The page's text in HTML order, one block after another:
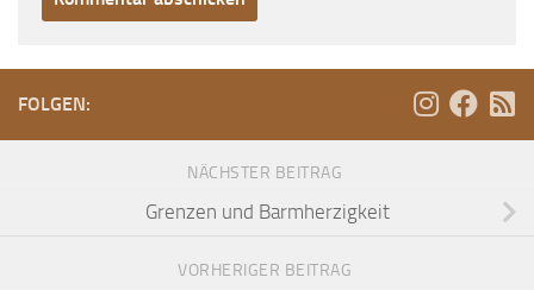
FOLGEN:
NÄCHSTER BEITRAG
Grenzen und Barmherzigkeit
VORHERIGER BEITRAG